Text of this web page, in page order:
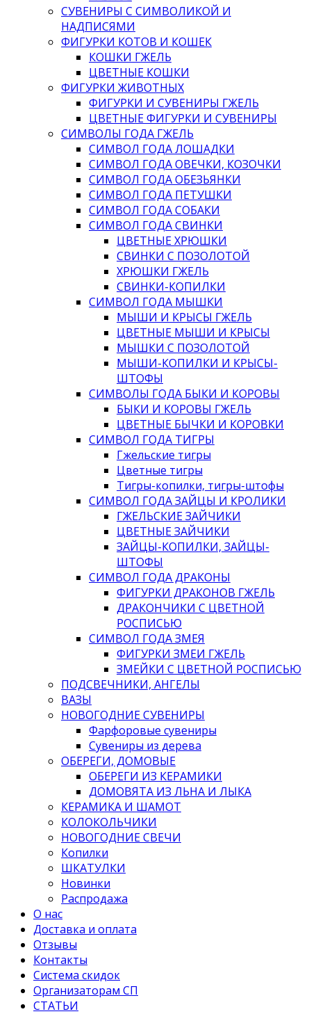
СУВЕНИРЫ С СИМВОЛИКОЙ И
НАДПИСЯМИ
ФИГУРКИ КОТОВ И КОШЕК
КОШКИ ГЖЕЛЬ
ЦВЕТНЫЕ КОШКИ
ФИГУРКИ ЖИВОТНЫХ
ФИГУРКИ И СУВЕНИРЫ ГЖЕЛЬ
ЦВЕТНЫЕ ФИГУРКИ И СУВЕНИРЫ
СИМВОЛЫ ГОДА ГЖЕЛЬ
СИМВОЛ ГОДА ЛОШАДКИ
СИМВОЛ ГОДА ОВЕЧКИ, КОЗОЧКИ
СИМВОЛ ГОДА ОБЕЗЬЯНКИ
СИМВОЛ ГОДА ПЕТУШКИ
СИМВОЛ ГОДА СОБАКИ
СИМВОЛ ГОДА СВИНКИ
ЦВЕТНЫЕ ХРЮШКИ
СВИНКИ С ПОЗОЛОТОЙ
ХРЮШКИ ГЖЕЛЬ
СВИНКИ-КОПИЛКИ
СИМВОЛ ГОДА МЫШКИ
МЫШИ И КРЫСЫ ГЖЕЛЬ
ЦВЕТНЫЕ МЫШИ И КРЫСЫ
МЫШКИ С ПОЗОЛОТОЙ
МЫШИ-КОПИЛКИ И КРЫСЫ-
ШТОФЫ
СИМВОЛЫ ГОДА БЫКИ И КОРОВЫ
БЫКИ И КОРОВЫ ГЖЕЛЬ
ЦВЕТНЫЕ БЫЧКИ И КОРОВКИ
СИМВОЛ ГОДА ТИГРЫ
Гжельские тигры
Цветные тигры
Тигры-копилки, тигры-штофы
СИМВОЛ ГОДА ЗАЙЦЫ И КРОЛИКИ
ГЖЕЛЬСКИЕ ЗАЙЧИКИ
ЦВЕТНЫЕ ЗАЙЧИКИ
ЗАЙЦЫ-КОПИЛКИ, ЗАЙЦЫ-
ШТОФЫ
СИМВОЛ ГОДА ДРАКОНЫ
ФИГУРКИ ДРАКОНОВ ГЖЕЛЬ
ДРАКОНЧИКИ С ЦВЕТНОЙ
РОСПИСЬЮ
СИМВОЛ ГОДА ЗМЕЯ
ФИГУРКИ ЗМЕИ ГЖЕЛЬ
ЗМЕЙКИ С ЦВЕТНОЙ РОСПИСЬЮ
ПОДСВЕЧНИКИ, АНГЕЛЫ
ВАЗЫ
НОВОГОДНИЕ СУВЕНИРЫ
Фарфоровые сувениры
Сувениры из дерева
ОБЕРЕГИ, ДОМОВЫЕ
ОБЕРЕГИ ИЗ КЕРАМИКИ
ДОМОВЯТА ИЗ ЛЬНА И ЛЫКА
КЕРАМИКА И ШАМОТ
КОЛОКОЛЬЧИКИ
НОВОГОДНИЕ СВЕЧИ
Копилки
ШКАТУЛКИ
Новинки
Распродажа
О нас
Доставка и оплата
Отзывы
Контакты
Система скидок
Организаторам СП
СТАТЬИ